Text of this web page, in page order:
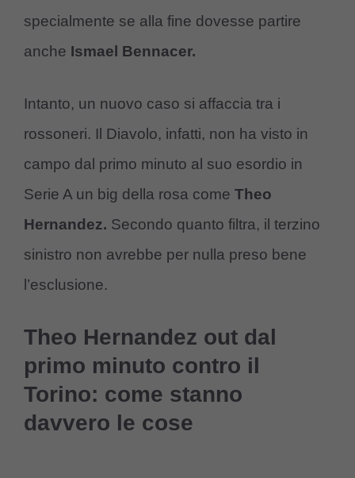
specialmente se alla fine dovesse partire
anche Ismael Bennacer.
Intanto, un nuovo caso si affaccia tra i
rossoneri. Il Diavolo, infatti, non ha visto in
campo dal primo minuto al suo esordio in
Serie A un big della rosa come Theo
Hernandez. Secondo quanto filtra, il terzino
sinistro non avrebbe per nulla preso bene
l’esclusione.
Theo Hernandez out dal
primo minuto contro il
Torino: come stanno
davvero le cose